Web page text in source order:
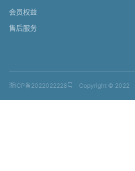
会员权益
售后服务
浙ICP备2022022228号 Copyright © 2022